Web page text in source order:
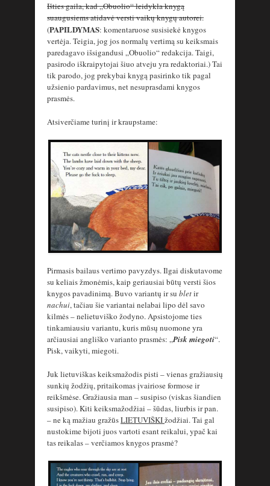
Išties gaila, kad „Obuolio“ leidykla knygą
suaugusiems atidavė versti vaikų knygų autorei.
(PAPILDYMAS: komentaruose susisiekė knygos
vertėja. Teigia, jog jos normalų vertimą su keiksmais
paredagavo išsigandusi „Obuolio“ redakcija. Taigi,
pasirodo iškraipytojai šiuo atveju yra redaktoriai.) Tai
tik parodo, jog prekybai knygą pasirinko tik pagal
užsienio pardavimus, net nesuprasdami knygos
prasmės.
Atsiverčiame turinį ir kraupstame:
Pirmasis bailaus vertimo pavyzdys. Ilgai diskutavome
su keliais žmonėmis, kaip geriausiai būtų versti šios
knygos pavadinimą. Buvo variantų ir su bletir
nachui, tačiau šie variantai nelabai lipo dėl savo
kilmės – nelietuviško žodyno. Apsistojome ties
tinkamiausiu variantu, kuris mūsų nuomone yra
arčiausiai angliško varianto prasmės: „Pisk miegoti“.
Pisk, vaikyti, miegoti.
Juk lietuviškas keiksmažodis pisti – vienas gražiausių
sunkių žodžių, pritaikomas įvairiose formose ir
reikšmėse. Gražiausia man – susipiso (viskas šiandien
susipiso). Kiti keiksmažodžiai – šūdas, liurbis ir pan.
– ne ką mažiau gražūsLIETUVIŠKIžodžiai. Tai gal
nustokime bijoti juos vartoti esant reikalui, ypač kai
tas reikalas – verčiamos knygos prasmė?